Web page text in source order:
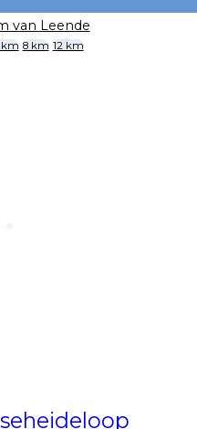
van Leende
km 8 km 12 km